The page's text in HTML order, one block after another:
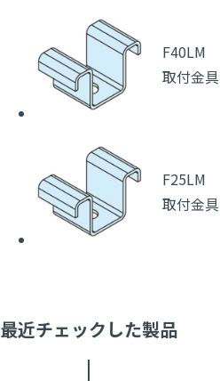
F40LM
取付金具
F25LM
取付金具
最近チェックした製品